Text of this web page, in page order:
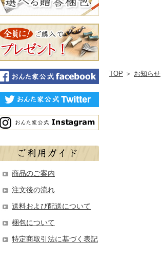
TOP ＞ お知らせ
商品のご案内
注文後の流れ
送料および配送について
梱包について
特定商取引法に基づく表記